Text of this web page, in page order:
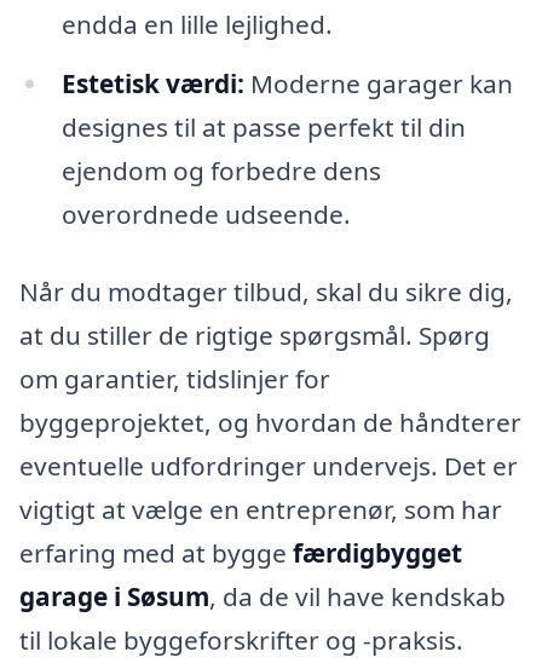
endda en lille lejlighed.
Estetisk værdi: Moderne garager kan
designes til at passe perfekt til din
ejendom og forbedre dens
overordnede udseende.
Når du modtager tilbud, skal du sikre dig,
at du stiller de rigtige spørgsmål. Spørg
om garantier, tidslinjer for
byggeprojektet, og hvordan de håndterer
eventuelle udfordringer undervejs. Det er
vigtigt at vælge en entreprenør, som har
erfaring med at bygge færdigbygget
garage i Søsum, da de vil have kendskab
til lokale byggeforskrifter og -praksis.